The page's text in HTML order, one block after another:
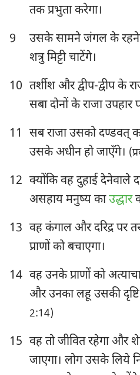
तक प्रभुता करेगा।
9
उसके सामने जंगल के
शत्रु मिट्टी चाटेंगे।
10 तर्शीश और द्वीप-द्वीप
सबा दोनों के राजा उपहार
11
सब राजा उसको दण्डवत्
उसके अधीन हो जाएँगे।
12 क्योंकि वह दुहाई देनेवाले
असहाय मनुष्य काउद्धार
13 वह कंगाल और दरिद्र पर
प्राणों को बचाएगा।
14 वह उनके प्राणों को
और उनका लहू उसकी
2:14)
15 वह तो जीवित रहेगा और
जाएगा। लोग उसके लिये